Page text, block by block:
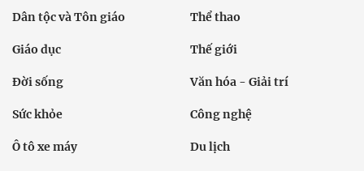
Dân tộc và Tôn giáo Thể thao
Giáo dục Thế giới
Đời sống Văn hóa - Giải trí
Sức khỏe Công nghệ
Ô tô xe máy Du lịch